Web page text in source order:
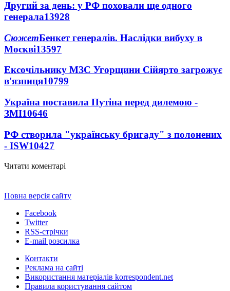
Другий за день: у РФ поховали ще одного
генерала13928
СюжетБенкет генералів. Наслідки вибуху в
Москві13597
Ексочільнику МЗС Угорщини Сійярто загрожує
в'язниця10799
Україна поставила Путіна перед дилемою -
ЗМІ10646
РФ створила "українську бригаду" з полонених
- ISW10427
Читати коментарі
Повна версія сайту
Facebook
Twitter
RSS-стрічки
E-mail розсилка
Контакти
Реклама на сайті
Використання матеріалів korrespondent.net
Правила користування сайтом